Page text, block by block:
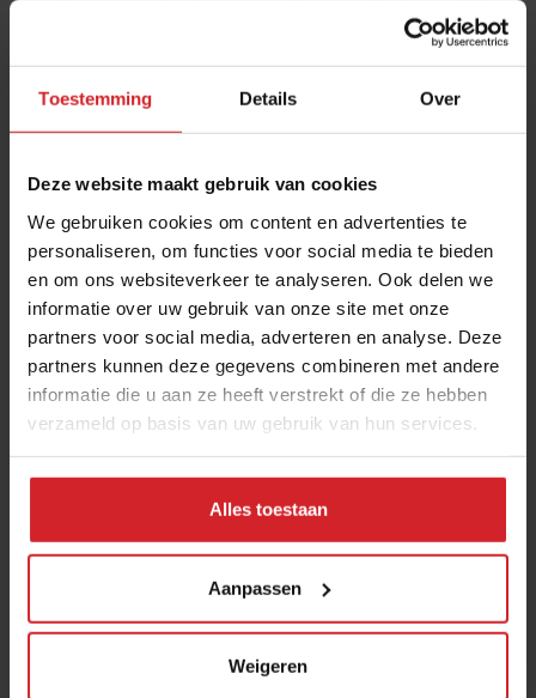
Toestemming Details Over
Deze website maakt gebruik van cookies
We gebruiken cookies om content en advertenties te
personaliseren, om functies voor social media te bieden
en om ons websiteverkeer te analyseren. Ook delen we
informatie over uw gebruik van onze site met onze
partners voor social media, adverteren en analyse. Deze
partners kunnen deze gegevens combineren met andere
informatie die u aan ze heeft verstrekt of die ze hebben
verzameld op basis van uw gebruik van hun services.
Alles toestaan
Aanpassen
Weigeren
4 tijdelijke pop-upconcepten in Den Haag,
Tilburg, Groningen en Utrecht
Van patisserie tot hotdogs met fantasierijke toppings